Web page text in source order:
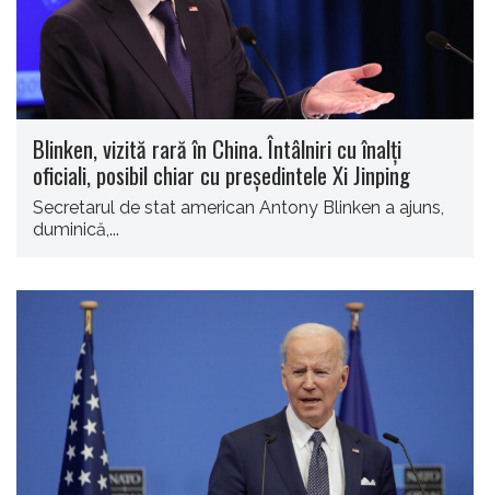
Blinken, vizită rară în China. Întâlniri cu înalţi
oficiali, posibil chiar cu preşedintele Xi Jinping
Secretarul de stat american Antony Blinken a ajuns,
duminică,...